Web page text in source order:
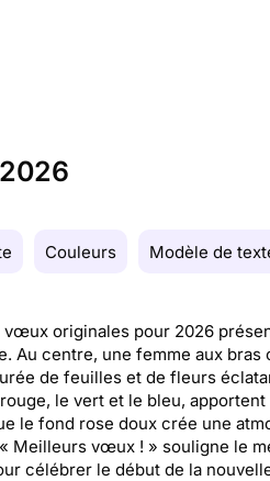
Couleurs Modèle de
originales pour 2026
Au centre, une femme aux bras
de feuilles et de fleurs
le vert et le bleu,
le fond rose doux crée une
Meilleurs vœux ! » souligne le
célébrer le début de la